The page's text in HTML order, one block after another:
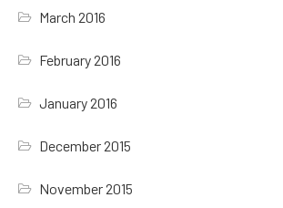
March 2016
February 2016
January 2016
December 2015
November 2015